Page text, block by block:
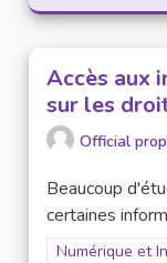
Accès aux
sur les
Official
Beaucoup
certaines
Filter results
Numérique et